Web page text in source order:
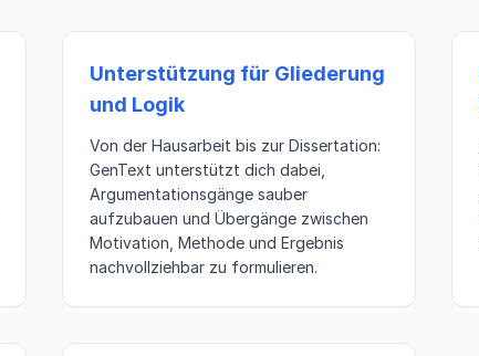
Unterstützung für Gliederung
und Logik
Von der Hausarbeit bis zur Dissertation:
GenText unterstützt dich dabei,
Argumentationsgänge sauber
aufzubauen und Übergänge zwischen
Motivation, Methode und Ergebnis
nachvollziehbar zu formulieren.